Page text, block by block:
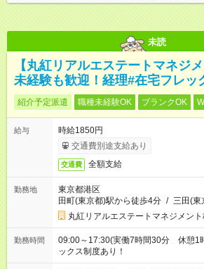
未読
【丸紅リアルエステートマネジ
未経験も歓迎！経理#在宅フレッ
紹介予定派遣 職種未経験OK ブランクOK
給与
時給1850円
交通費別途支給あり
交通費 全額支給
勤務地
東京都港区
田町(東京都)駅から徒歩4分 / 三田(東
丸紅リアルエステートマネジメン
勤務時間
09:00～17:30(実働7時間30分 休憩1
ックス制度あり！